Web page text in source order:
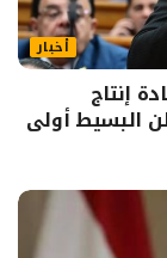
أخبار
إنتاج
البسيط أولى